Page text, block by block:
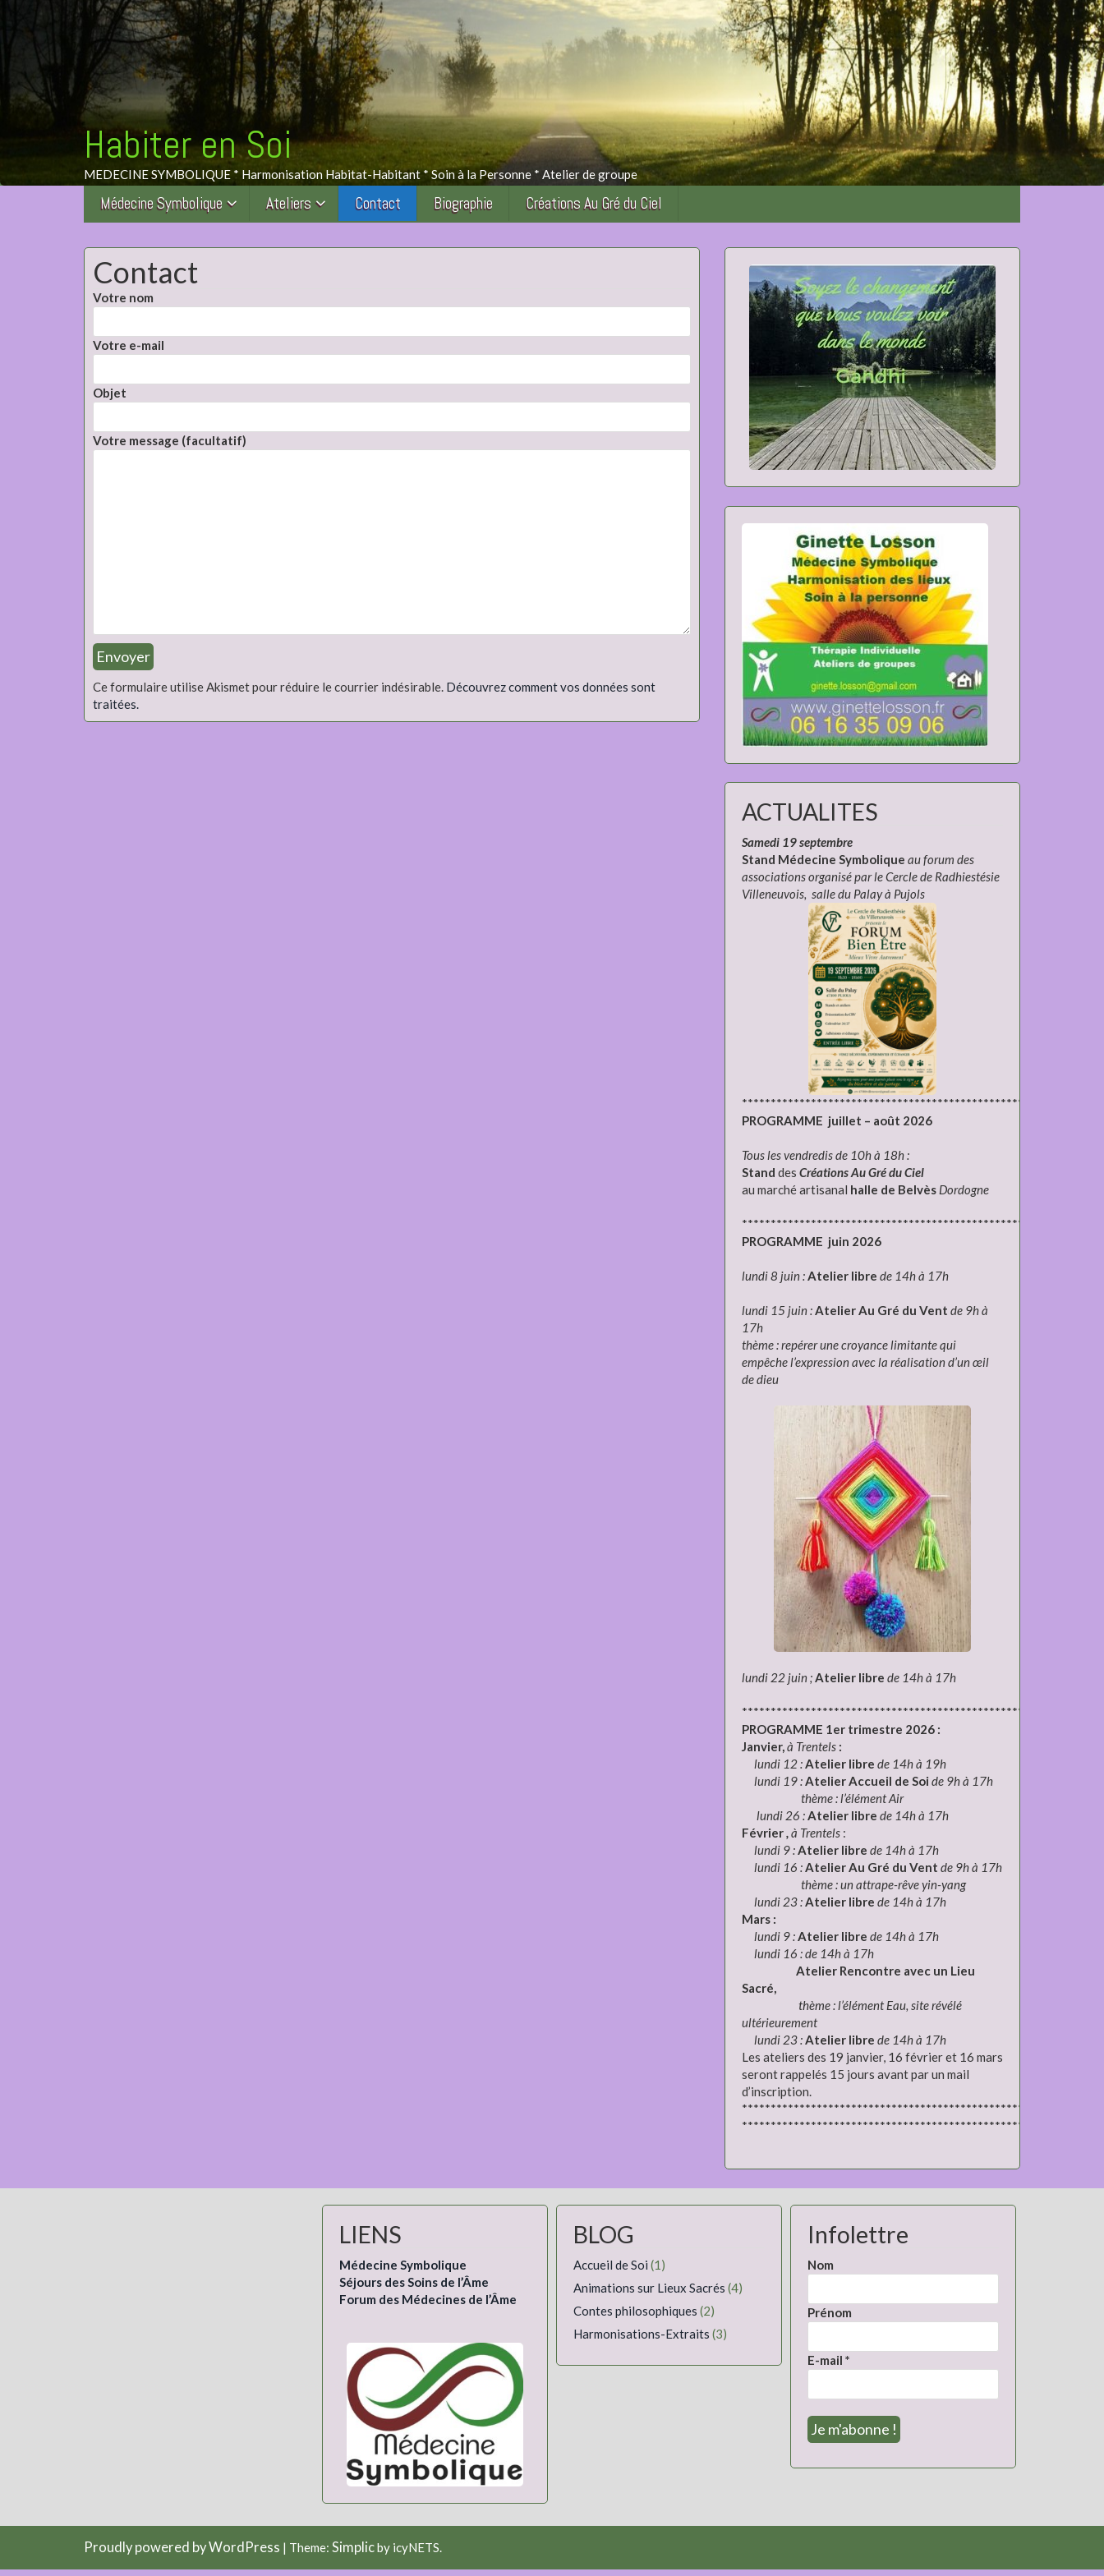
Habiter en Soi
MEDECINE SYMBOLIQUE * Harmonisation Habitat-Habitant * Soin à la Personne * Atelier de groupe
Médecine Symbolique Ateliers Contact Biographie Créations Au Gré du Ciel
Contact
Votre nom
Votre e-mail
Objet
Votre message (facultatif)
Ce formulaire utilise Akismet pour réduire le courrier indésirable. Découvrez comment vos données sont
traitées.
ACTUALITES
Samedi 19 septembre
Stand Médecine Symbolique au forum des
associations organisé par le Cercle de Radhiestésie
Villeneuvois, salle du Palay à Pujols
PROGRAMME juillet – août 2026
Tous les vendredis de 10h à 18h :
Stand des Créations Au Gré du Ciel
au marché artisanal halle de Belvès Dordogne
PROGRAMME juin 2026
lundi 8 juin :Atelier libre de 14h à 17h
lundi 15 juin :Atelier Au Gré du Vent de 9h à
17h
thème : repérer une croyance limitante qui
empêche l’expression avec la réalisation d’un œil
de dieu
lundi 22 juin ;Atelier libre de 14h à 17h
PROGRAMME 1er trimestre 2026 :
Janvier,à Trentels :
lundi 12 :Atelier libre de 14h à 19h
lundi 19 :Atelier Accueil de Soi de 9h à 17h
thème : l’élément Air
lundi 26 :Atelier libre de 14h à 17h
Février,à Trentels :
lundi 9 :Atelier libre de 14h à 17h
lundi 16 :Atelier Au Gré du Vent de 9h à 17h
thème : un attrape-rêve yin-yang
lundi 23 :Atelier libre de 14h à 17h
Mars :
lundi 9 :Atelier libre de 14h à 17h
lundi 16 : de 14h à 17h
Atelier Rencontre avec un Lieu
Sacré,
thème : l’élément Eau, site révélé
ultérieurement
lundi 23 :Atelier libre de 14h à 17h
Les ateliers des 19 janvier, 16 février et 16 mars
seront rappelés 15 jours avant par un mail
d’inscription.
LIENS
Médecine Symbolique
Séjours des Soins de l’Âme
Forum des Médecines de l’Âme
BLOG
Accueil de Soi (1)
Animations sur Lieux Sacrés (4)
Contes philosophiques (2)
Harmonisations-Extraits (3)
Infolettre
Nom
Prénom
E-mail *
Proudly powered by WordPress | Theme: Simplicby icyNETS.